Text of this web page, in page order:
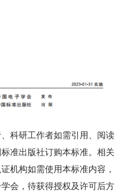
科研工作者如需引用、阅读
准出版社订购本标准。相关
机构如需使用本标准内容，
会， 待获得授权及许可后方